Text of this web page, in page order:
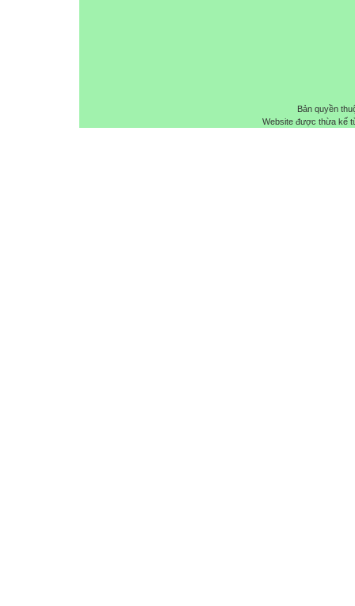
Bản quyền
Website được thừa kế